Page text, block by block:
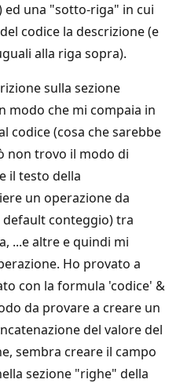
una "sotto-riga" in cui
codice la descrizione (e
alla riga sopra).
sulla sezione
modo che mi compaia in
codice (cosa che sarebbe
non trovo il modo di
il testo della
un operazione da
conteggio) tra
...e altre e quindi mi
Ho provato a
con la formula 'codice' &
da provare a creare un
del valore del
sembra creare il campo
sezione "righe" della